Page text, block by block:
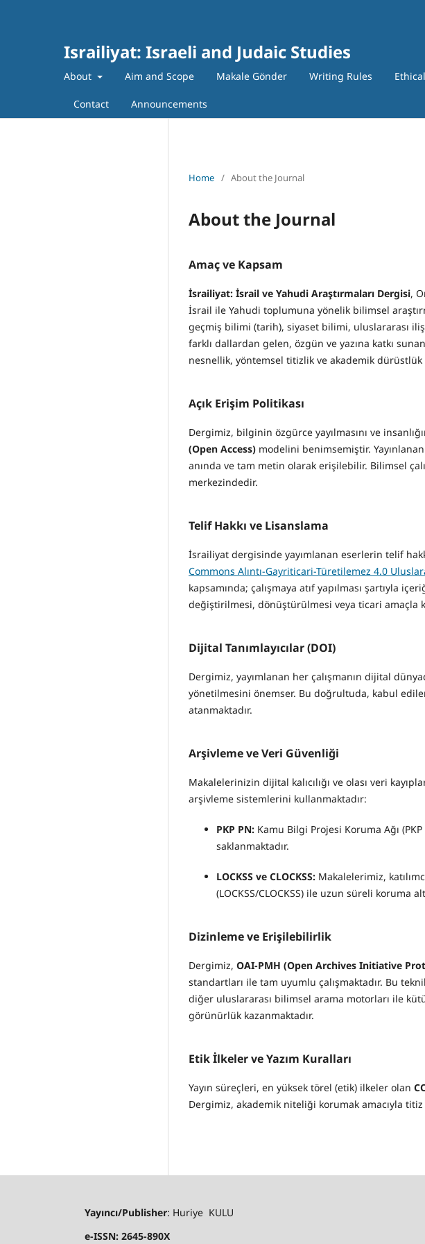
Israiliyat: Israeli and Judaic Studies
About Aim and Scope Makale Gönder Writing Rules
Contact Announcements
Home / About the Journal
About the Journal
Amaç ve Kapsam
İsrailiyat: İsrail ve Yahudi Araştırmaları Dergisi,
İsrail ile Yahudi toplumuna yönelik bilimsel
geçmiş bilimi (tarih), siyaset bilimi, uluslararası
farklı dallardan gelen, özgün ve yazına katkı
nesnellik, yöntemsel titizlik ve akademik
Açık Erişim Politikası
Dergimiz, bilginin özgürce yayılmasını ve
(Open Access) modelini benimsemiştir.
anında ve tam metin olarak erişilebilir. Bilimsel
merkezindedir.
Telif Hakkı ve Lisanslama
İsrailiyat dergisinde yayımlanan eserlerin telif
Commons Alıntı-Gayriticari-Türetilemez 4.0
kapsamında; çalışmaya atıf yapılması şartıyla
değiştirilmesi, dönüştürülmesi veya ticari amaçla
Dijital Tanımlayıcılar (DOI)
Dergimiz, yayımlanan her çalışmanın dijital
yönetilmesini önemser. Bu doğrultuda, kabul
atanmaktadır.
Arşivleme ve Veri Güvenliği
Makalelerinizin dijital kalıcılığı ve olası veri
arşivleme sistemlerini kullanmaktadır:
PKP PN: Kamu Bilgi Projesi Koruma Ağı
saklanmaktadır.
LOCKSS ve CLOCKSS: Makalelerimiz,
(LOCKSS/CLOCKSS) ile uzun süreli koruma
Dizinleme ve Erişilebilirlik
Dergimiz, OAI-PMH (Open Archives Initiative
standartları ile tam uyumlu çalışmaktadır. Bu
diğer uluslararası bilimsel arama motorları ile
görünürlük kazanmaktadır.
Etik İlkeler ve Yazım Kuralları
Yayın süreçleri, en yüksek törel (etik) ilkeler olan
Dergimiz, akademik niteliği korumak amacıyla
Yayıncı/Publisher: Huriye KULU
e-ISSN: 2645-890X